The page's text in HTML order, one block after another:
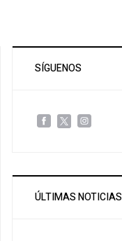
SÍGUENOS
ÚLTIMAS NOTICIAS